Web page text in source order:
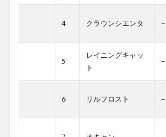
4 クラウンシエンタ –
5
レイニングキャッ
ト
–
6 リルフロスト –